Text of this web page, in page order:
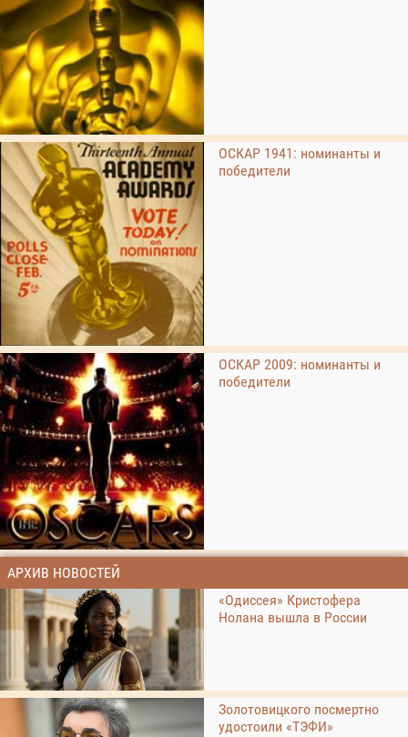
ОСКАР 1941: номинанты и
победители
ОСКАР 2009: номинанты и
победители
АРХИВ НОВОСТЕЙ
«Одиссея» Кристофера
Нолана вышла в России
Золотовицкого посмертно
удостоили «ТЭФИ»